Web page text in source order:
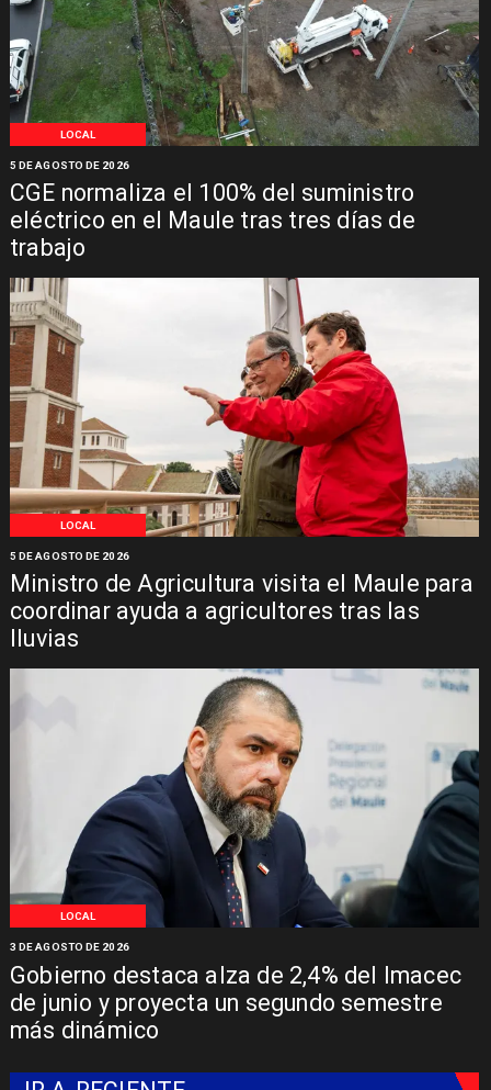
LOCAL
CGE normaliza el 100% del suministro
eléctrico en el Maule tras tres días de
trabajo
5 DE AGOSTO DE 2026
LOCAL
Ministro de Agricultura visita el Maule para
coordinar ayuda a agricultores tras las
lluvias
5 DE AGOSTO DE 2026
LOCAL
Gobierno destaca alza de 2,4% del Imacec
de junio y proyecta un segundo semestre
más dinámico
3 DE AGOSTO DE 2026